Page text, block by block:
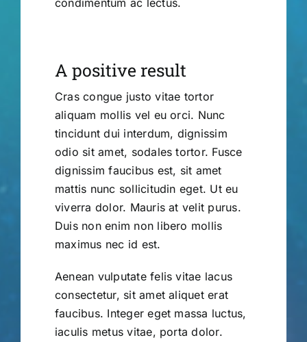
A positive result
Cras congue justo vitae tortor
aliquam mollis vel eu orci. Nunc
tincidunt dui interdum, dignissim
odio sit amet, sodales tortor. Fusce
dignissim faucibus est, sit amet
mattis nunc sollicitudin eget. Ut eu
viverra dolor. Mauris at velit purus.
Duis non enim non libero mollis
maximus nec id est.
Aenean vulputate felis vitae lacus
consectetur, sit amet aliquet erat
faucibus. Integer eget massa luctus,
iaculis metus vitae, porta dolor.